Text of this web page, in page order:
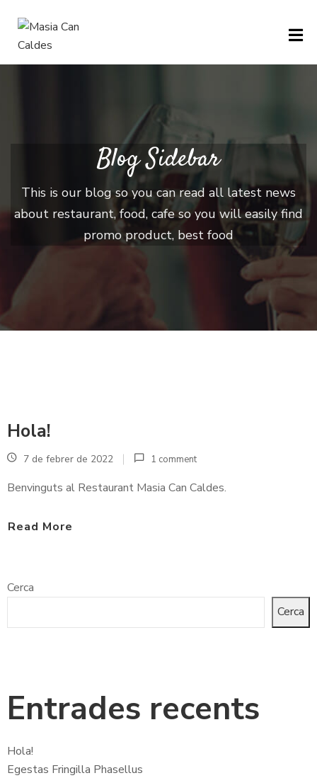
N
A
L
L
R
O
N
T
C
T
Blog Sidebar
This is our blog so you can read all latest news
about restaurant, food, cafe so you will easily find
promo product, best food
Hola!
7 de febrer de 2022 1 comment
Benvinguts al Restaurant Masia Can Caldes.
Read More
Cerca
Cerca
Entrades recents
Hola!
Egestas Fringilla Phasellus